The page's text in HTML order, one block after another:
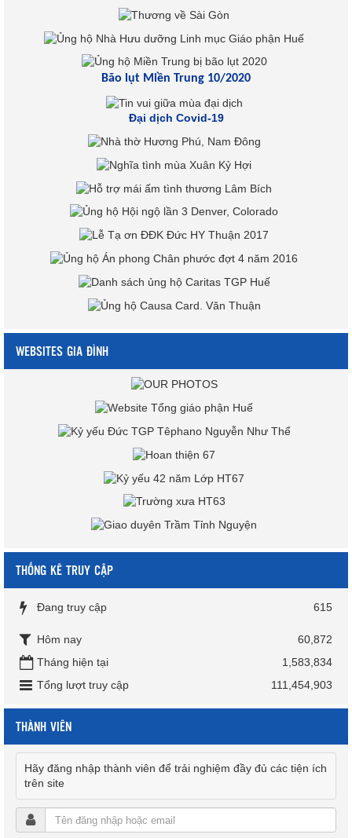
Bão lụt Miền Trung 10/2020
Đại dịch Covid-19
WEBSITES GIA ĐÌNH
THỐNG KÊ TRUY CẬP
Đang truy cập 615
Hôm nay
60,872
Tháng hiện tại
1,583,834
Tổng lượt truy cập
111,454,903
THÀNH VIÊN
Hãy đăng nhập thành viên để trải nghiệm đầy đủ các tiện ích
trên site